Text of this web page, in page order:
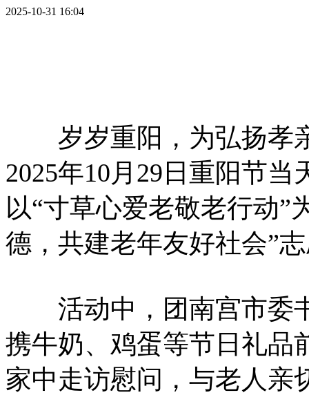
2025-10-31 16:04
岁岁重阳，为弘扬孝
2025年10月29日重阳节
以“寸草心爱老敬老行动”
德，共建老年友好社会”
活动中，团南宫市委
携牛奶、鸡蛋等节日礼品
家中走访慰问，与老人亲